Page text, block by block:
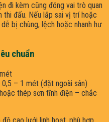
đi kèm cũng đóng vai trò quan
thi đấu. Nếu lắp sai vị trí hoặc
bị chùng, lệch hoặc nhanh hư
chuẩn
– 1 mét (đặt ngoài sân)
thép sơn tĩnh điện – chắc
cao lưới linh hoạt, phù hợp